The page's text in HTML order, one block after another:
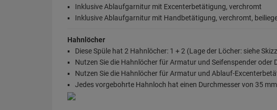
Inklusive Ablaufgarnitur mit Excenterbetätigung, verchromt
Inklusive Ablaufgarnitur mit Handbetätigung, verchromt,
Hahnlöcher
Diese Spüle hat 2 Hahnlöcher: 1 + 2 (Lage der Löcher: siehe
Nutzen Sie die Hahnlöcher für Armatur und Seifenspender
Nutzen Sie die Hahnlöcher für Armatur und Ablauf-
Jedes vorgebohrte Hahnloch hat einen Durchmesser von 35